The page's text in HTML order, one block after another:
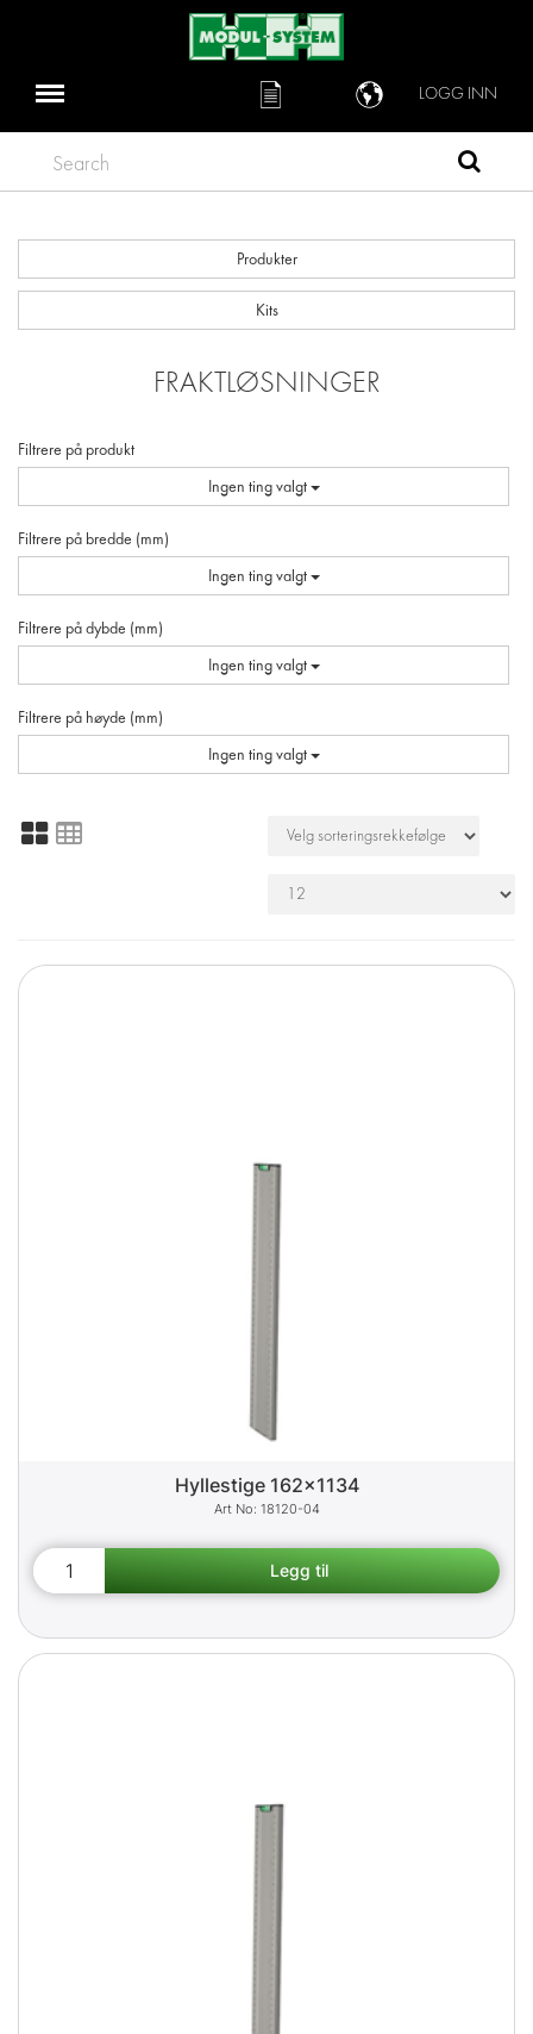
LOGG INN
Search
Produkter
Kits
FRAKTLØSNINGER
Filtrere på produkt
Ingen ting valgt
Filtrere på bredde (mm)
Ingen ting valgt
Filtrere på dybde (mm)
Ingen ting valgt
Filtrere på høyde (mm)
Ingen ting valgt
Hyllestige 162x1134
18120-04